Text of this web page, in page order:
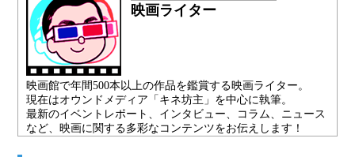
映画ライター
映画館で年間500本以上の作品を鑑賞する映画ライター。
現在はオウンドメディア「キネ坊主」を中心に執筆。
最新のイベントレポート、インタビュー、コラム、ニュース
など、映画に関する多彩なコンテンツをお伝えします！